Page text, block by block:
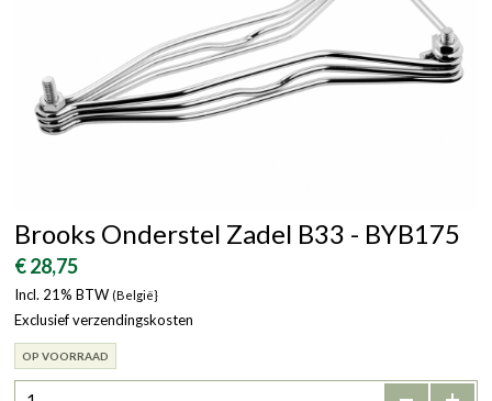
Brooks Onderstel Zadel B33 - BYB175
€ 28,75
Incl. 21% BTW (België}
Exclusief verzendingskosten
OP VOORRAAD
- +